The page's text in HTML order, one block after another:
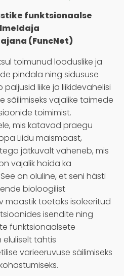
funktsionaalse
(FuncNet)
toimunud looduslike ja
pindala ning sidususe
liike ja liikidevahelisi
säilimiseks vajalike taimede
toimimist.
mis katavad praegu
Liidu maismaast,
jätkuvalt väheneb, mis
vajalik hoida ka
on oluline, et seni hästi
bioloogilist
maastik toetaks isoleeritud
isendite ning
funktsionaalsete
tähtis
varieeruvuse säilimiseks